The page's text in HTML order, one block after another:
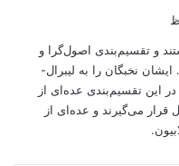
و تقسیم‌بندی اصول‌گرا و
نخبگان را به لیبرال-
این تقسیم‌بندی عده‌ای از
قرار می‌گیرند و عده‌ای از